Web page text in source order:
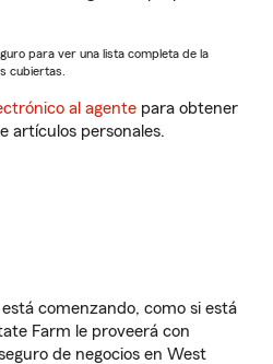
para ver una lista completa de la
cubiertas.
al agente para obtener
artículos personales.
comenzando, como si está
Farm le proveerá con
de negocios en West